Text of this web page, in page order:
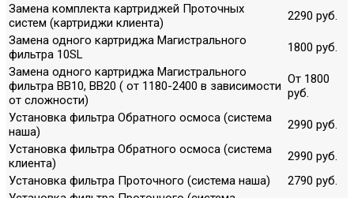
Замена комплекта картриджей Проточных
систем (картриджи клиента)
2290 руб.
Замена одного картриджа Магистрального
фильтра 10SL
1800 руб.
Замена одного картриджа Магистрального
фильтра ВВ10, ВВ20 ( от 1180-2400 в зависимости
от сложности)
От 1800
руб.
Установка фильтра Обратного осмоса (система
наша)
2990 руб.
Установка фильтра Обратного осмоса (система
клиента)
2990 руб.
Установка фильтра Проточного (система наша)
2790 руб.